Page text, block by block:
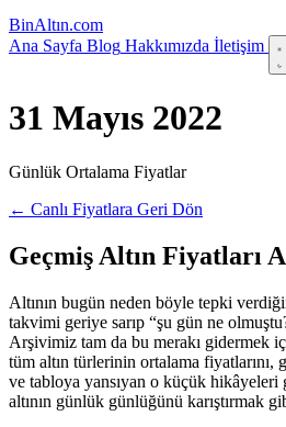
BinAltın.com
Ana Sayfa Blog Hakkımızda İletişim
31 Mayıs 2022
Günlük Ortalama Fiyatlar
← Canlı Fiyatlara Geri Dön
Geçmiş Altın Fiyatları
Altının bugün neden böyle tepki
takvimi geriye sarıp “şu gün ne
Arşivimiz tam da bu merakı gidermek
tüm altın türlerinin ortalama fiyatlarını,
ve tabloya yansıyan o küçük
altının günlük günlüğünü karıştırmak